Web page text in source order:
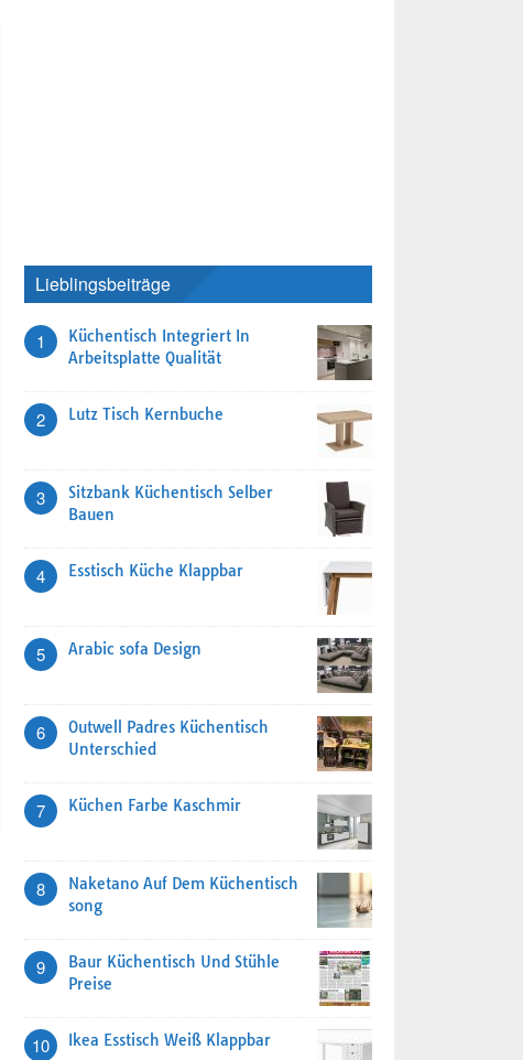
Lieblingsbeiträge
1
Küchentisch Integriert In
Arbeitsplatte Qualität
2 Lutz Tisch Kernbuche
3
Sitzbank Küchentisch Selber
Bauen
4 Esstisch Küche Klappbar
5 Arabic sofa Design
6
Outwell Padres Küchentisch
Unterschied
7 Küchen Farbe Kaschmir
8
Naketano Auf Dem Küchentisch
song
9
Baur Küchentisch Und Stühle
Preise
10 Ikea Esstisch Weiß Klappbar